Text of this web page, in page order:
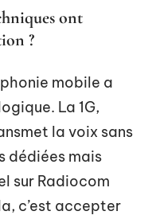
ont
?
mobile a
La 1G,
la voix sans
dédiées mais
sur Radiocom
c’est accepter